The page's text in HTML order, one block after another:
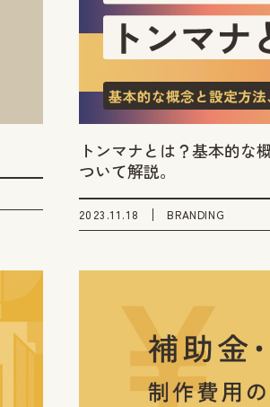
トンマナとは？基本的な
ついて解説。
2023.11.18 BRANDING